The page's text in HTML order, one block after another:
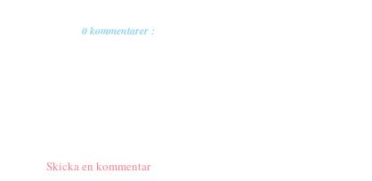
0 kommentarer :
Skicka en kommentar